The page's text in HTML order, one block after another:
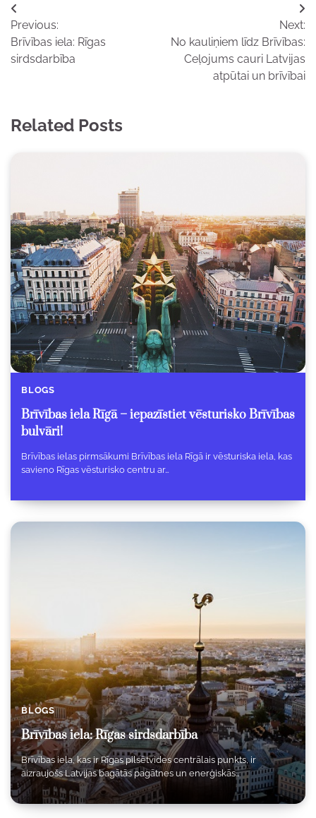
Ziņu
izvēlne
Previous:
Brīvības iela: Rīgas
sirdsdarbība
Next:
No kauliņiem līdz Brīvības:
Ceļojums cauri Latvijas
atpūtai un brīvībai
Related Posts
BLOGS
Brīvības iela Rīgā – iepazīstiet vēsturisko Brīvības
bulvāri!
Brīvības ielas pirmsākumi Brīvības iela Rīgā ir vēsturiska iela, kas
savieno Rīgas vēsturisko centru ar…
BLOGS
Brīvības iela: Rīgas sirdsdarbība
Brīvības iela, kas ir Rīgas pilsētvides centrālais punkts, ir
aizraujošs Latvijas bagātās pagātnes un enerģiskās…